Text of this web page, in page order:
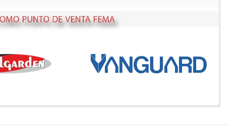
Métodos de envío y retiro
Transporte Habitual